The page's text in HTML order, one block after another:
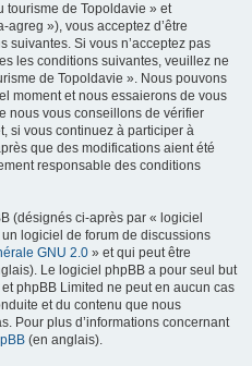
tourisme de Topoldavie » et
»), vous acceptez d’être
suivantes. Si vous n’acceptez pas
les conditions suivantes, veuillez ne
de Topoldavie ». Nous pouvons
moment et nous essaierons de vous
nous vous conseillons de vérifier
si vous continuez à participer à
que des modifications aient été
responsable des conditions
(désignés ci-après par « logiciel
logiciel de forum de discussions
GNU 2.0 » et qui peut être
Le logiciel phpBB a pour seul but
phpBB Limited ne peut en aucun cas
et du contenu que nous
Pour plus d’informations concernant
(en anglais).